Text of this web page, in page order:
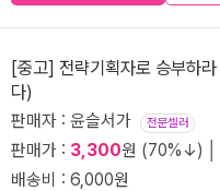
[중고] 전략기획자로 승부하
다)
판매자 : 윤슬서가 전문셀러
판매가 : 3,300원 (70%↓) │
배송비 : 6,000원